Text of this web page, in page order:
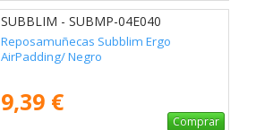
SUBBLIM - SUBMP-04E040
Reposamuñecas Subblim Ergo
AirPadding/ Negro
9,39 €
Comprar